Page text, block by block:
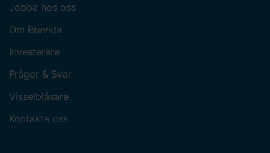
Jobba hos oss
Om Bravida
Investerare
Frågor & Svar
Visselblåsare
Kontakta oss